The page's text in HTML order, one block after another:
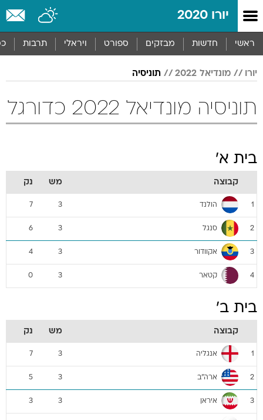
יורו 2020
ראשי חדשות מבזקים ספורט ויראלי תרבות
יורו מונדיאל 2022 תוניסיה
תוניסיה מונדיאל 2022 כדורגל
בית א'
קבוצה מש נק
1 הולנד 3
7
2 סנגל 3
6
3 אקוודור 3
4
4 קטאר 3
0
בית ב'
קבוצה מש נק
1 אנגליה 3
7
2 ארה"ב 3
5
3 איראן 3
3